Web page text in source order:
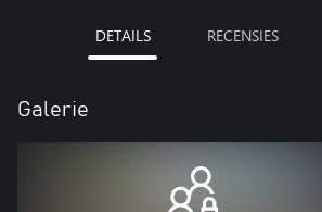
DETAILS RECENSIES
Galerie